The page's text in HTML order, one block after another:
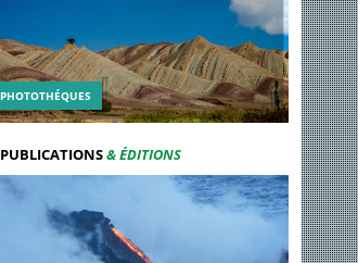
PHOTOTHÉQUES
PUBLICATIONS& ÉDITIONS